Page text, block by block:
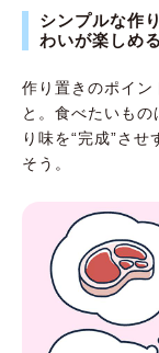
シンプルな作
わいが楽しめる
作り置きのポイン
と。食べたいも
り味を“完成”さ
そう。